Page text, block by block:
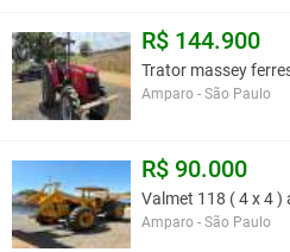
R$ 144.900
Trator massey
Amparo - São Paulo
R$ 90.000
Valmet 118 ( 4 x 4
Amparo - São Paulo